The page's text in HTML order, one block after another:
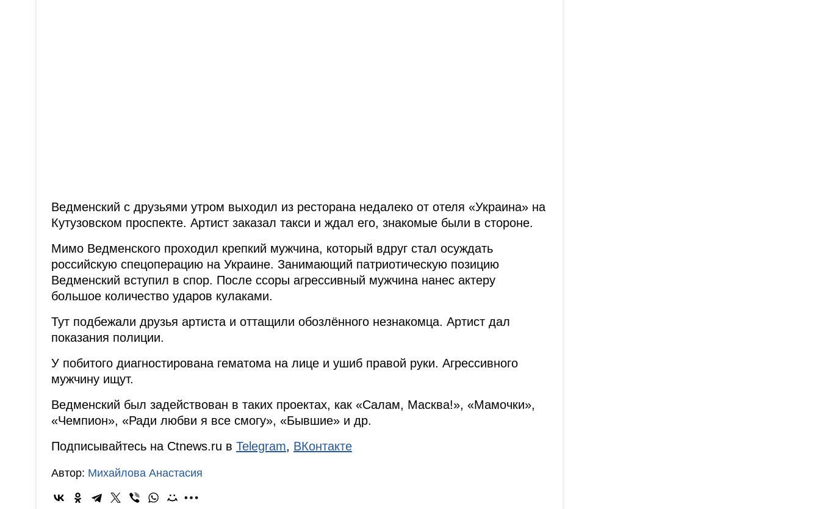
Ведменский с друзьями утром выходил из ресторана недалеко от отеля «Украина» на
Кутузовском проспекте. Артист заказал такси и ждал его, знакомые были в стороне.
Мимо Ведменского проходил крепкий мужчина, который вдруг стал осуждать
российскую спецоперацию на Украине. Занимающий патриотическую позицию
Ведменский вступил в спор. После ссоры агрессивный мужчина нанес актеру
большое количество ударов кулаками.
Тут подбежали друзья артиста и оттащили обозлённого незнакомца. Артист дал
показания полиции.
У побитого диагностирована гематома на лице и ушиб правой руки. Агрессивного
мужчину ищут.
Ведменский был задействован в таких проектах, как «Салам, Масква!», «Мамочки»,
«Чемпион», «Ради любви я все смогу», «Бывшие» и др.
Подписывайтесь на Ctnews.ru в Telegram, ВКонтакте
Автор: Михайлова Анастасия